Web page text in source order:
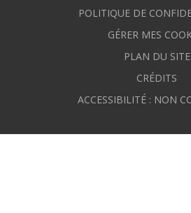
POLITIQUE DE
GÉRER MES
PLAN DU SITE
CRÉDITS
ACCESSIBILITÉ : NON